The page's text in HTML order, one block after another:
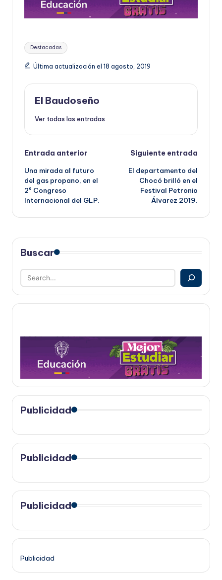
Etiquetas:
Destacadas
Última actualización el 18 agosto, 2019
El Baudoseño
Ver todas las entradas
Navegación
de
entradas
Entrada anterior
Una mirada al futuro
del gas propano, en el
2º Congreso
Internacional del GLP.
Siguiente entrada
El departamento del
Chocó brilló en el
Festival Petronio
Álvarez 2019.
Buscar
Publicidad
Publicidad
Publicidad
Publicidad